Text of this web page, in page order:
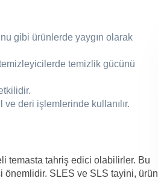
gibi ürünlerde yaygın olarak
temizlik gücünü
ve deri işlemlerinde kullanılır.
temasta tahriş edici olabilirler. Bu
önemlidir. SLES ve SLS tayini, ürün